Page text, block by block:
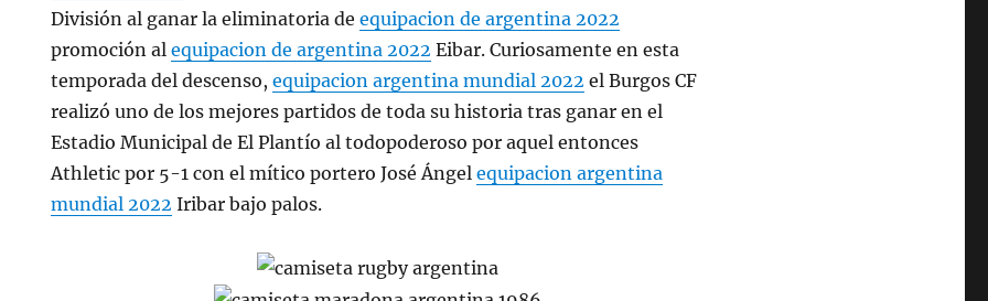
División al ganar la eliminatoria deequipacion de argentina 2022
promoción alequipacion de argentina 2022 Eibar. Curiosamente en esta
temporada del descenso,equipacion argentina mundial 2022 el Burgos CF
realizó uno de los mejores partidos de toda su historia tras ganar en el
Estadio Municipal de El Plantío al todopoderoso por aquel entonces
Athletic por 5-1 con el mítico portero José Ángelequipacion argentina
mundial 2022 Iribar bajo palos.